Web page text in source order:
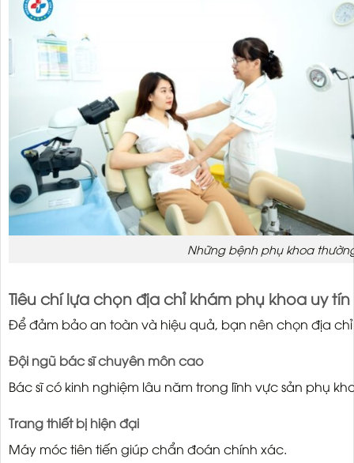
Những bệnh phụ khoa
Tiêu chí lựa chọn địa chỉ khám phụ khoa uy tín
Để đảm bảo an toàn và hiệu quả, bạn nên chọn địa
Đội ngũ bác sĩ chuyên môn cao
Bác sĩ có kinh nghiệm lâu năm trong lĩnh vực sản phụ
Trang thiết bị hiện đại
Máy móc tiên tiến giúp chẩn đoán chính xác.